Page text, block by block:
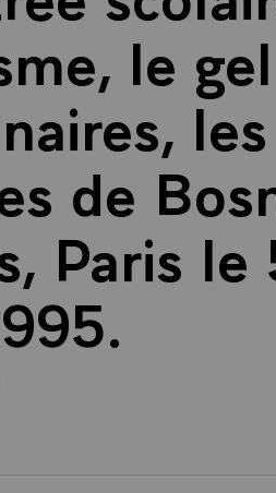
le
de
Paris le